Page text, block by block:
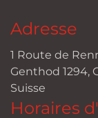
Adresse
1 Route de
Genthod 1294,
Suisse
Horaires